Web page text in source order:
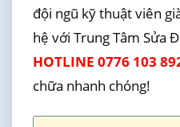
đội ngũ kỹ thuật viên
hệ với Trung Tâm Sửa
HOTLINE 0776 103
chữa nhanh chóng!